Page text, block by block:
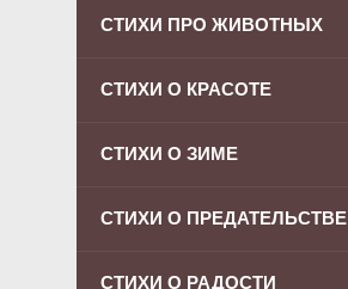
СТИХИ ПРО ЖИВОТНЫХ
СТИХИ О КРАСОТЕ
СТИХИ О ЗИМЕ
СТИХИ О ПРЕДАТЕЛЬСТВЕ
СТИХИ О РАДОСТИ